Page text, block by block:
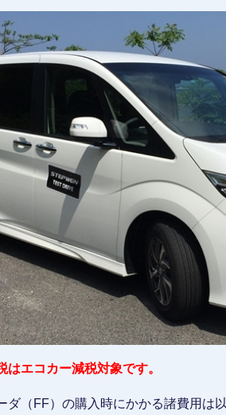
はエコカー減税対象です。
（FF）の購入時にかかる諸費用は以